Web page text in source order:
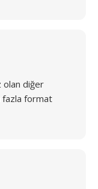
olan diğer
fazla format